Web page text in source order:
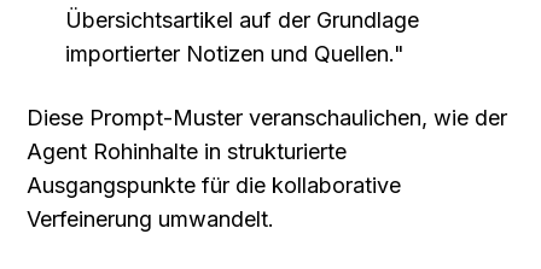
Übersichtsartikel auf der Grundlage
importierter Notizen und Quellen."
Diese Prompt-Muster veranschaulichen, wie der
Agent Rohinhalte in strukturierte
Ausgangspunkte für die kollaborative
Verfeinerung umwandelt.